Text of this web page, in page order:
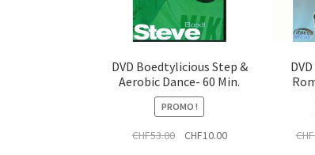
DVD Boedtylicious Step &
Aerobic Dance- 60 Min.
PROMO !
CHF53.00
LeCHF10.00Le
CHF